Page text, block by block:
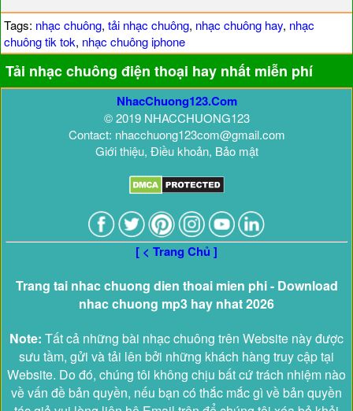
Tags: nhạc chuông, tải nhạc chuông, nhạc chuông hay, nhạc
chuông tik tok, nhạc chuông iphone
Tải nhạc chuông điện thoại hay nhất miễn phí
NhacChuong123.Com
© 2019 NHACCHUONG123
Contact: nhacchuong123com@gmail.com
Giới thiệu, Điều khoản, Bảo mật
[ < Trang Chủ ]
Trang tai nhac chuong dien thoai mien phi - Download
nhac chuong mp3 hay nhat 2026
Note: Tất cả những bài nhạc chuông trên Website này được
sưu tầm, gửi và tải lên bởi những khách hàng truy cập tại
Website. Do đó, chúng tôi không chịu bất cứ trách nhiệm nào
về vấn đề bản quyền, nếu bạn có thắc mắc gì về bản quyền